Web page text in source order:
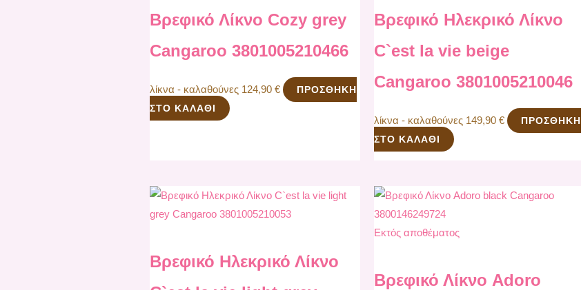
Βρεφικό Λίκνο Cozy grey
Cangaroo 3801005210466
λίκνα - καλαθούνες 124,90€
ΠΡΟΣΘΉΚΗ
ΣΤΟ ΚΑΛΆΘΙ
Βρεφικό Ηλεκρικό Λίκνο
C`est la vie beige
Cangaroo 3801005210046
λίκνα - καλαθούνες 149,90€
ΠΡΟΣΘΉΚΗ
ΣΤΟ ΚΑΛΆΘΙ
Βρεφικό Ηλεκρικό Λίκνο
Εκτός αποθέματος
Βρεφικό Λίκνο Adoro